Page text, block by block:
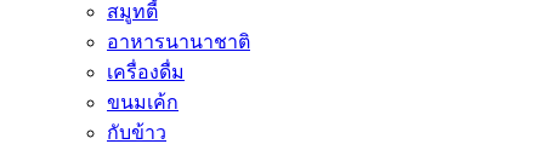
สมูทตี้
อาหารนานาชาติ
เครื่องดื่ม
ขนมเค้ก
กับข้าว